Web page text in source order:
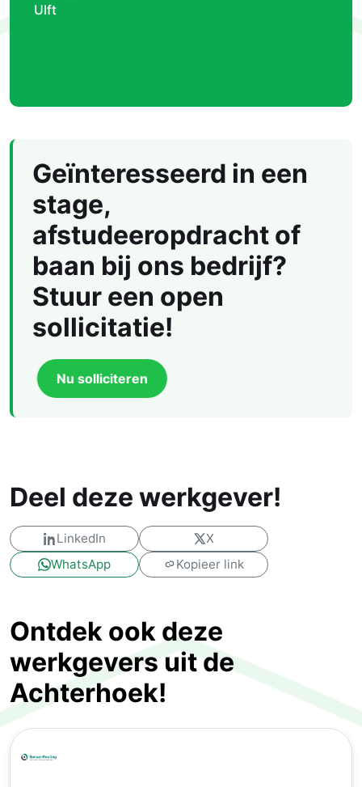
Ulft
Geïnteresseerd in een
stage,
afstudeeropdracht of
baan bij ons bedrijf?
Stuur een open
sollicitatie!
Nu solliciteren
Deel deze werkgever!
LinkedIn
X
WhatsApp
Kopieer link
Ontdek ook deze
werkgevers uit de
Achterhoek!